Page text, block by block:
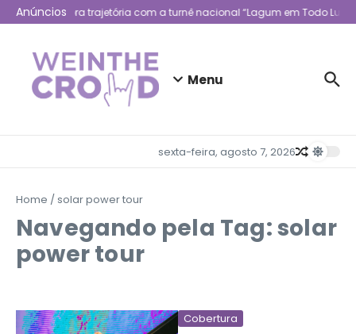
Ir para o conteúdo
Anúncios
Lagum celebra trajetória com a turnê nacional “Lagum em Todo
Menu
sexta-feira, agosto 7, 2026
Home / solar power tour
Navegando pela Tag: solar
power tour
Cobertura